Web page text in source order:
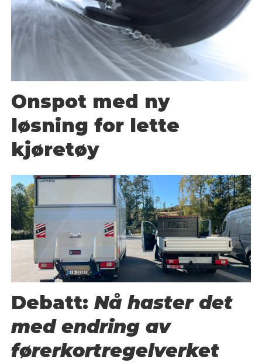
Onspot med ny
løsning for lette
kjøretøy
Debatt:Nå haster det
med endring av
førerkortregelverket